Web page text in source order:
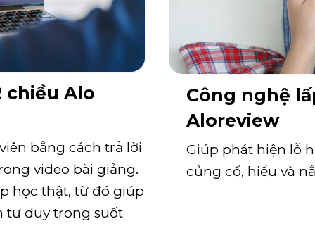
chiều Alo
bằng cách trả lời
video bài giảng.
học thật, từ đó giúp
tư duy trong suốt
Công nghệ
Aloreview
Giúp phát hiện lỗ
củng cố, hiểu và